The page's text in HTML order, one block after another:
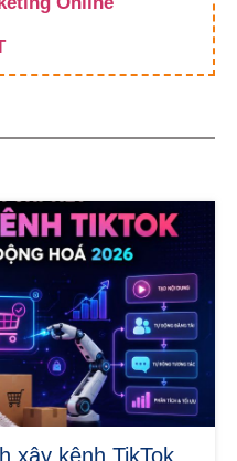
xây kênh TikTok